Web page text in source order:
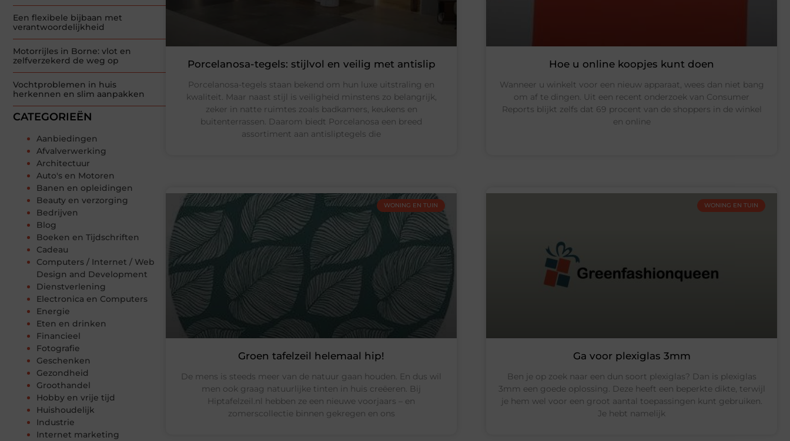
Een flexibele bijbaan met
verantwoordelijkheid
Motorrijles in Borne: vlot en
zelfverzekerd de weg op
Vochtproblemen in huis
herkennen en slim aanpakken
CATEGORIEËN
Aanbiedingen
Afvalverwerking
Architectuur
Auto's en Motoren
Banen en opleidingen
Beauty en verzorging
Bedrijven
Blog
Boeken en Tijdschriften
Cadeau
Computers / Internet / Web
Design and Development
Dienstverlening
Electronica en Computers
Energie
Eten en drinken
Financieel
Fotografie
Geschenken
Gezondheid
Groothandel
Hobby en vrije tijd
Huishoudelijk
Industrie
Internet marketing
Porcelanosa-tegels: stijlvol en veilig met antislip
Porcelanosa-tegels staan bekend om hun luxe uitstraling en
kwaliteit. Maar naast stijl is veiligheid minstens zo belangrijk,
zeker in natte ruimtes zoals badkamers, keukens en
buitenterrassen. Daarom biedt Porcelanosa een breed
assortiment aan antisliptegels die
Hoe u online koopjes kunt doen
Wanneer u winkelt voor een nieuw apparaat, wees dan niet bang
om af te dingen. Uit een recent onderzoek van Consumer
Reports blijkt zelfs dat 69 procent van de shoppers in de winkel
en online
WONING EN TUIN
Groen tafelzeil helemaal hip!
De mens is steeds meer van de natuur gaan houden. En dus wil
men ook graag natuurlijke tinten in huis creëeren. Bij
Hiptafelzeil.nl hebben ze een nieuwe voorjaars – en
zomerscollectie binnen gekregen en ons
WONING EN TUIN
Ga voor plexiglas 3mm
Ben je op zoek naar een dun soort plexiglas? Dan is plexiglas
3mm een goede oplossing. Deze heeft een beperkte dikte, terwijl
je hem wel voor een groot aantal toepassingen kunt gebruiken.
Je hebt namelijk